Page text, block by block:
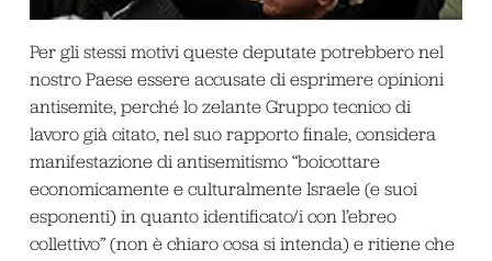
Per gli stessi motivi queste deputate potrebbero nel
nostro Paese essere accusate di esprimere opinioni
antisemite, perché lo zelante Gruppo tecnico di
lavoro già citato, nel suo rapporto finale, considera
manifestazione di antisemitismo “boicottare
economicamente e culturalmente Israele (e suoi
esponenti) in quanto identificato/i con l’ebreo
collettivo” (non è chiaro cosa si intenda) e ritiene che